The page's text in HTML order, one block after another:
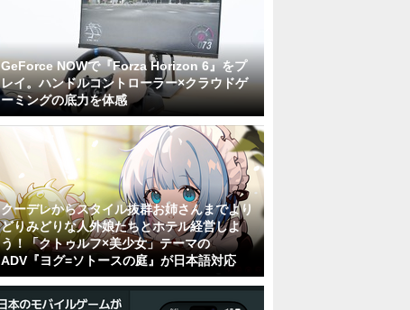
GeForce NOWで『Forza Horizon 6』をプ
レイ。ハンドルコントローラー×クラウドゲ
ーミングの底力を体感
クーデレからスタイル抜群お姉さんまでより
どりみどりな人外娘たちとホテル経営しよ
う！「クトゥルフ×美少女」テーマの
ADV『ヨグ=ソトースの庭』が日本語対応